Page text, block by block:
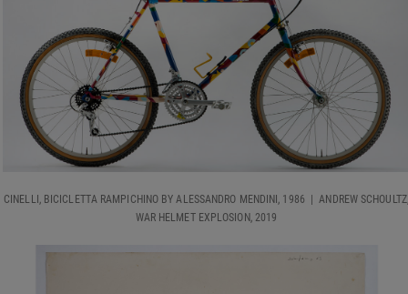
CINELLI, BICICLETTA RAMPICHINO BY ALESSANDRO MENDINI, 1986 | ANDREW SCHOULTZ,
WAR HELMET EXPLOSION, 2019